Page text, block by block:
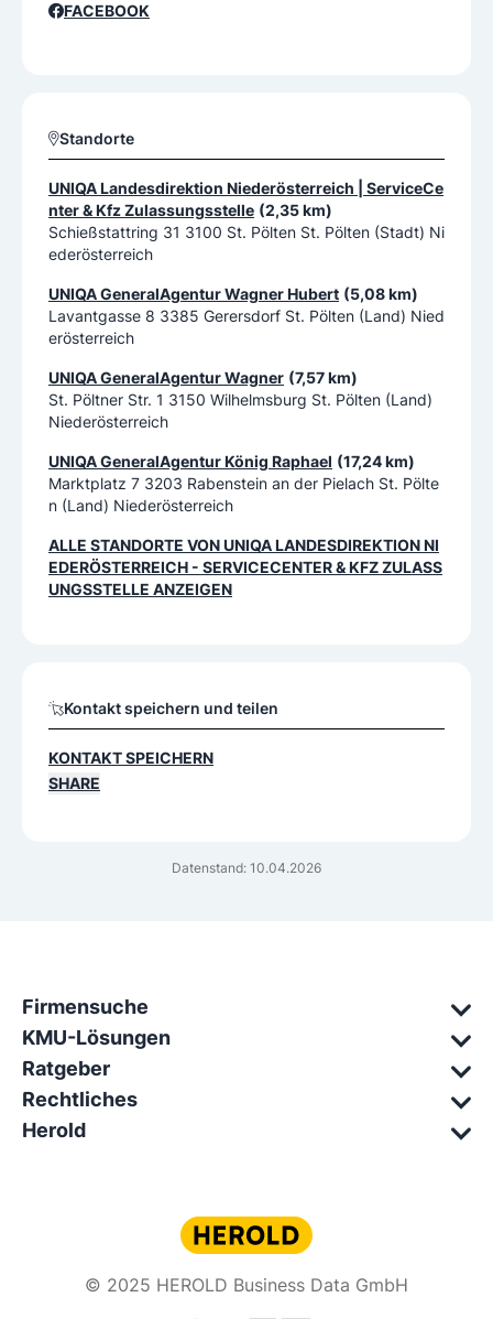
Datenstand: 10.04.2026
FACEBOOK
Standorte
UNIQA Landesdirektion Niederösterreich | ServiceCe
nter & Kfz Zulassungsstelle (2,35 km)
Schießstattring 31 3100 St. Pölten St. Pölten (Stadt) Ni
ederösterreich
UNIQA GeneralAgentur Wagner Hubert (5,08 km)
Lavantgasse 8 3385 Gerersdorf St. Pölten (Land) Nied
erösterreich
UNIQA GeneralAgentur Wagner (7,57 km)
St. Pöltner Str. 1 3150 Wilhelmsburg St. Pölten (Land)
Niederösterreich
UNIQA GeneralAgentur König Raphael (17,24 km)
Marktplatz 7 3203 Rabenstein an der Pielach St. Pölte
n (Land) Niederösterreich
ALLE STANDORTE VONUNIQA LANDESDIREKTION NI
EDERÖSTERREICH - SERVICECENTER & KFZ ZULASS
UNGSSTELLE ANZEIGEN
Kontakt speichern und teilen
KONTAKT SPEICHERN
SHARE
Firmensuche
KMU-Lösungen
Ratgeber
Rechtliches
Herold
© 2025 HEROLD Business Data GmbH